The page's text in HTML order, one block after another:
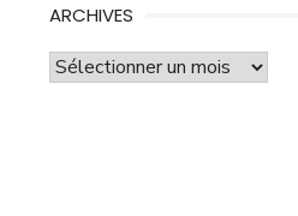
ARCHIVES
Archives